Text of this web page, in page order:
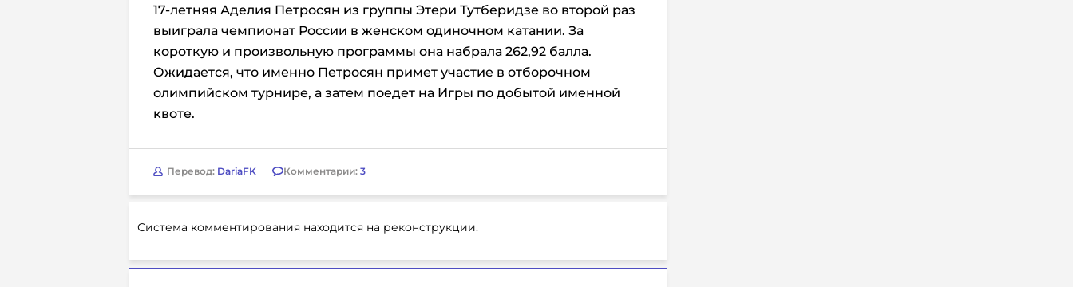
17-летняя Аделия Петросян из группы Этери Тутберидзе во второй раз
выиграла чемпионат России в женском одиночном катании. За
короткую и произвольную программы она набрала 262,92 балла.
Ожидается, что именно Петросян примет участие в отборочном
олимпийском турнире, а затем поедет на Игры по добытой именной
квоте.
Перевод: DariaFK Комментарии: 3
Система комментирования находится на реконструкции.